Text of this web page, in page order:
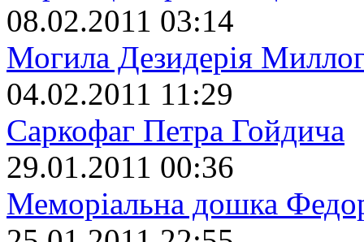
08.02.2011 03:14
Могила Дезидерія
04.02.2011 11:29
Саркофаг Петра Гойдича
29.01.2011 00:36
Меморіальна дошка